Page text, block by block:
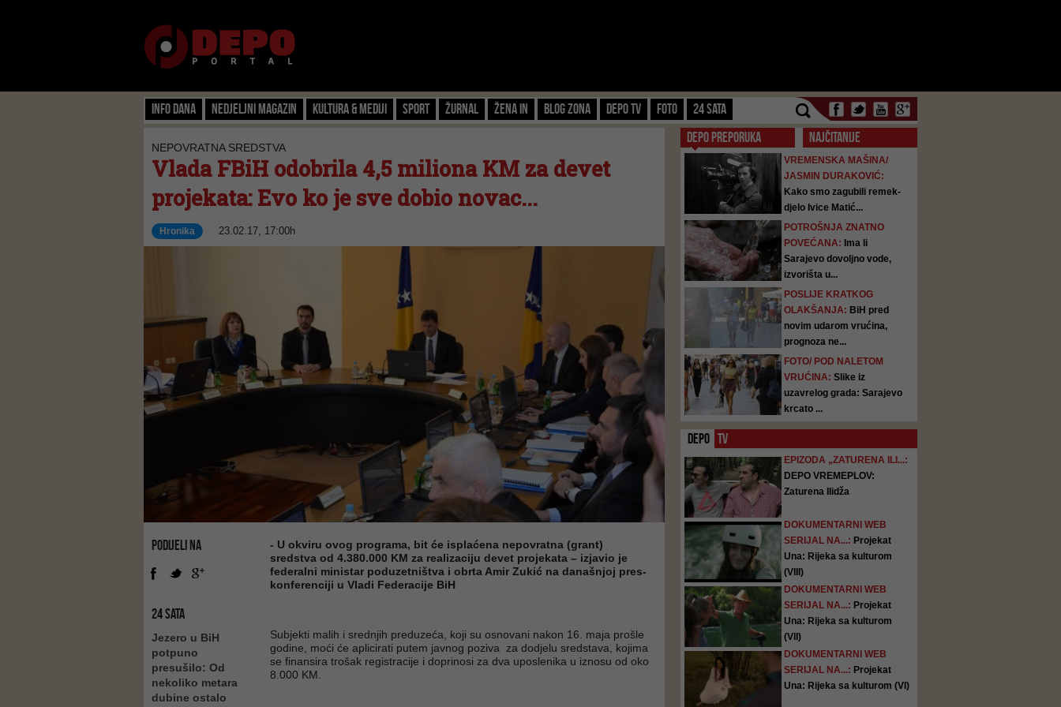
Info dana Nedjeljni magazin Kultura & Mediji Sport Žurnal Žena IN Blog zona Depo TV FOTO 24 SATA
NEPOVRATNA SREDSTVA
Vlada FBiH odobrila 4,5 miliona KM za devet
projekata: Evo ko je sve dobio novac...
Hronika 23.02.17, 17:00h
PODIJELI NA
24 SATA
Jezero u BiH
potpuno
presušilo: Od
nekoliko metara
dubine ostalo
- U okviru ovog programa, bit će isplaćena nepovratna (grant)
sredstva od 4.380.000 KM za realizaciju devet projekata – izjavio je
federalni ministar poduzetništva i obrta Amir Zukić na današnjoj pres-
konferenciji u Vladi Federacije BiH
Subjekti malih i srednjih preduzeća, koji su osnovani nakon 16. maja prošle
godine, moći će aplicirati putem javnog poziva za dodjelu sredstava, kojima
se finansira trošak registracije i doprinosi za dva uposlenika u iznosu od oko
8.000 KM.
DEPO PREPORUKA NAJČITANIJE
VREMENSKA MAŠINA/
JASMIN DURAKOVIĆ:
Kako smo zagubili remek-
djelo Ivice Matić...
POTROŠNJA ZNATNO
POVEĆANA: Ima li
Sarajevo dovoljno vode,
izvorišta u...
POSLIJE KRATKOG
OLAKŠANJA: BiH pred
novim udarom vrućina,
prognoza ne...
FOTO/ POD NALETOM
VRUĆINA: Slike iz
uzavrelog grada: Sarajevo
krcato ...
DEPO TV
EPIZODA „ZATURENA ILI...:
DEPO VREMEPLOV:
Zaturena Ilidža
DOKUMENTARNI WEB
SERIJAL NA...: Projekat
Una: Rijeka sa kulturom
(VIII)
DOKUMENTARNI WEB
SERIJAL NA...: Projekat
Una: Rijeka sa kulturom
(VII)
DOKUMENTARNI WEB
SERIJAL NA...: Projekat
Una: Rijeka sa kulturom (VI)